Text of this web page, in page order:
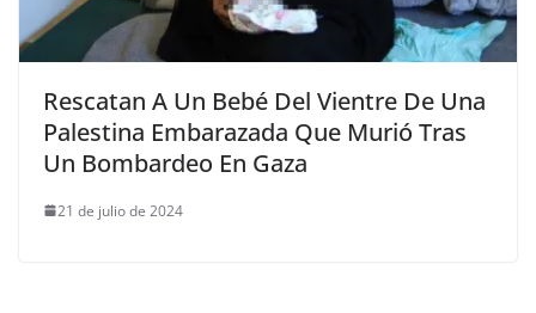
Rescatan A Un Bebé Del Vientre De Una
Palestina Embarazada Que Murió Tras
Un Bombardeo En Gaza
21 de julio de 2024